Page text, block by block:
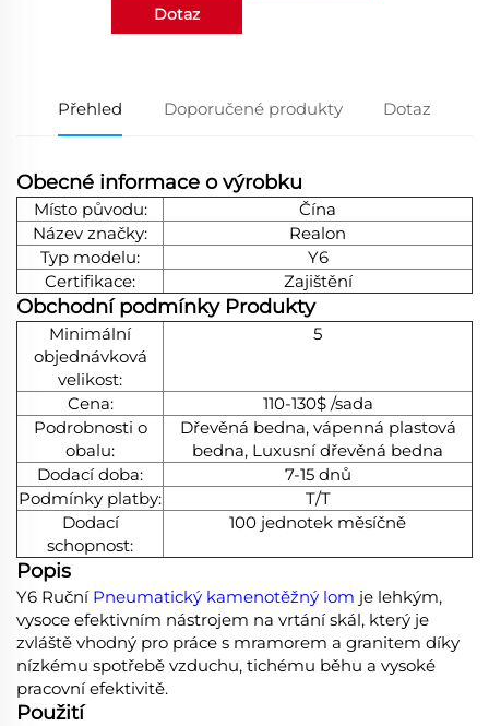
Dotaz
Přehled Doporučené produkty Dotaz
Obecné informace o výrobku
Místo původu:
Čína
Název značky:
Realon
Typ modelu:
Y6
Certifikace:
Zajištění
Obchodní podmínky Produkty
Minimální
objednávková
velikost:
5
Cena:
110-130$ /sada
Podrobnosti o
obalu:
Dřevěná bedna, vápenná plastová
bedna, Luxusní dřevěná bedna
Dodací doba:
7-15 dnů
Podmínky platby:
T/T
Dodací
schopnost:
100 jednotek měsíčně
Popis
Y6 Ruční Pneumatický kamenotěžný lom je lehkým,
vysoce efektivním nástrojem na vrtání skál, který je
zvláště vhodný pro práce s mramorem a granitem díky
nízkému spotřebě vzduchu, tichému běhu a vysoké
pracovní efektivitě.
Použití